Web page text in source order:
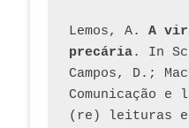
Lemos, A. A
precária. In
Campos, D.;
Comunicação
(re) leituras e